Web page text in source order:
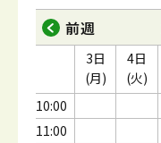
前週
10:00
11:00
3日
(月)
4日
(火)